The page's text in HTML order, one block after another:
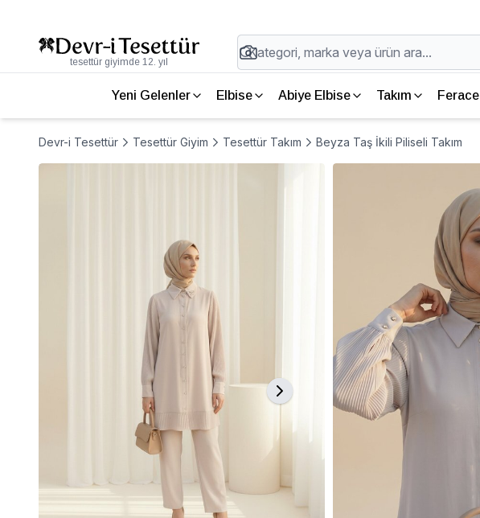
tesettür giyimde 12. yıl
Yeni Gelenler Elbise Abiye Elbise Takım Ferace
Devr-i Tesettür Tesettür Giyim Tesettür Takım Beyza Taş İkili Piliseli Takım